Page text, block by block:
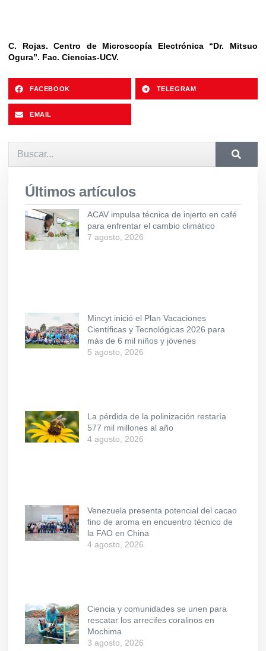
C. Rojas. Centro de Microscopía Electrónica “Dr. Mitsuo
Ogura”. Fac. Ciencias-UCV.
FACEBOOK TELEGRAM
EMAIL
Últimos artículos
ACAV impulsa técnica de injerto en café
para enfrentar el cambio climático
7 agosto, 2026
Mincyt inició el Plan Vacaciones
Científicas y Tecnológicas 2026 para
más de 6 mil niños y jóvenes
5 agosto, 2026
La pérdida de la polinización restaría
577 mil millones al año
4 agosto, 2026
Venezuela presenta potencial del cacao
fino de aroma en encuentro técnico de
la FAO en China
4 agosto, 2026
Ciencia y comunidades se unen para
rescatar los arrecifes coralinos en
Mochima
3 agosto, 2026